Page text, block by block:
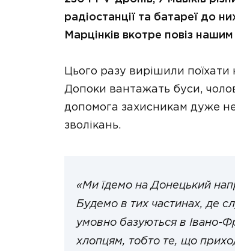
радіостанції та батареї до
Марцінків вкотре повіз
Цього разу вирішили
Допоки вантажать буси,
допомога захисникам дуже
зволікань.
«Ми їдемо на Донецький
Будемо в тих частинах, де
умовно базуються в Івано-
хлопцям, тобто те, що